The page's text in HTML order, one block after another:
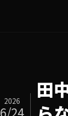
田
2026
6/24